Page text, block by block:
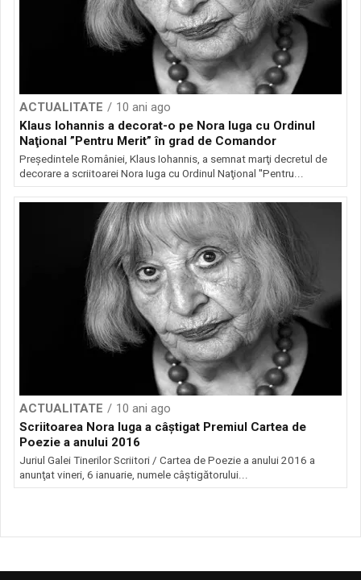
ACTUALITATE
10 ani ago
Klaus Iohannis a decorat-o pe Nora Iuga cu Ordinul
Naţional ”Pentru Merit” în grad de Comandor
Preşedintele României, Klaus Iohannis, a semnat marţi decretul de
decorare a scriitoarei Nora Iuga cu Ordinul Naţional ''Pentru...
ACTUALITATE
10 ani ago
Scriitoarea Nora Iuga a câştigat Premiul Cartea de
Poezie a anului 2016
Juriul Galei Tinerilor Scriitori / Cartea de Poezie a anului 2016 a
anunţat vineri, 6 ianuarie, numele câştigătorului...